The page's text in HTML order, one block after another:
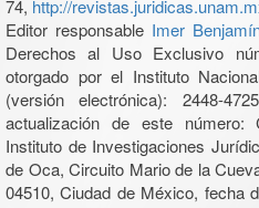
74, http://
Editor responsable Imer
Derechos al Uso Exclusivo
otorgado por el Instituto
(versión electrónica): 2448-
actualización de este número:
Instituto de Investigaciones
de Oca, Circuito Mario de la
04510, Ciudad de México, fecha